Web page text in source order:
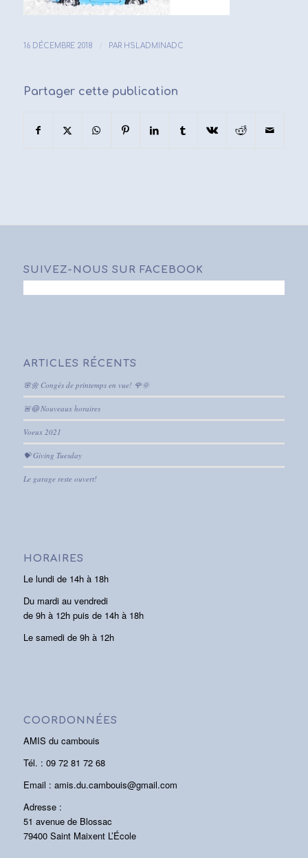
16 DÉCEMBRE 2018 PAR HSLADMINADC
Partager cette publication
SUIVEZ-NOUS SUR FACEBOOK
ARTICLES RÉCENTS
🌸🌼 Congés de printemps en vue! 🌹🌞
🚨😷 Nouveaux horaires
Voeux 2021
💝 Giving Tuesday
Le garage reste ouvert!
HORAIRES
Le lundi de 14h à 18h
Du mardi au vendredi
de 9h à 12h puis de 14h à 18h
Le samedi de 9h à 12h
COORDONNÉES
AMIS du cambouis
Tél. : 09 72 81 72 68
Email : amis.du.cambouis@gmail.com
Adresse :
51 avenue de Blossac
79400 Saint Maixent L’École